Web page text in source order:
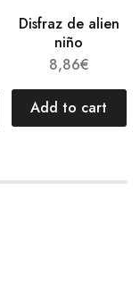
Disfraz de alien
niño
8,86€
Add to cart